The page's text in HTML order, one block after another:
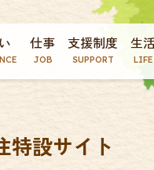
仕事
JOB
支援制度
SUPPORT
生
LIFE
特設サイト